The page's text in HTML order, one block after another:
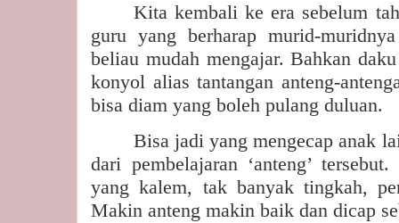
Kita kembali ke era sebelum
guru yang berharap murid-
beliau mudah mengajar. Bahkan
konyol alias tantangan anteng-
bisa diam yang boleh pulang duluan.
Bisa jadi yang mengecap anak
dari pembelajaran ‘anteng’
yang kalem, tak banyak tingkah,
Makin anteng makin baik dan dicap